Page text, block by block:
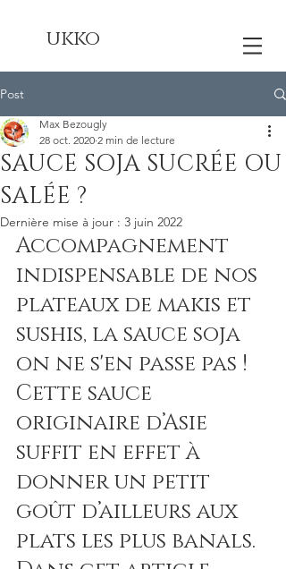
ukko
Post
SAUCE SOJA SUCRÉE OU
SALÉE ?
Max Bezougly
28 oct. 2020 2 min de lecture
Dernière mise à jour : 3 juin 2022
Accompagnement
indispensable de nos
plateaux de makis et
sushis, la sauce soja
on ne s'en passe pas !
Cette sauce
originaire d’Asie
suffit en effet à
donner un petit
goût d’ailleurs aux
plats les plus banals.